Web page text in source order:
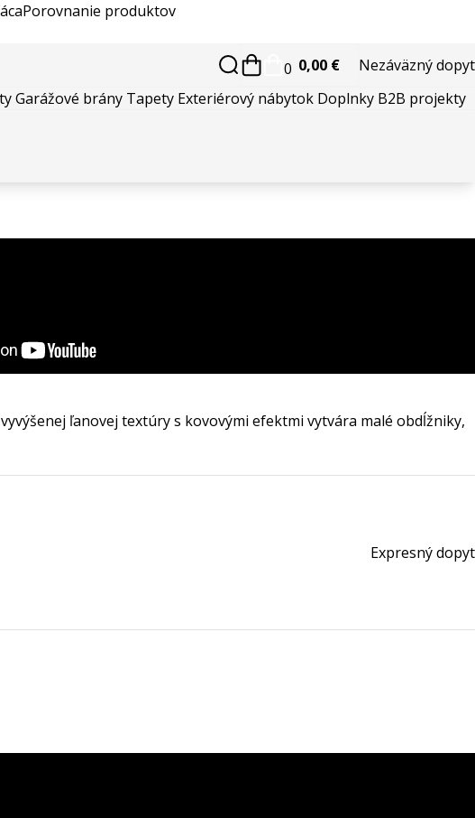
Porovnanie produktov
0 0,00 €
Nezáväzný dopyt
Garážové brány Tapety Exteriérový nábytok Doplnky B2B projekty
ľanovej textúry s kovovými efektmi vytvára malé obdĺžniky,
Expresný dopyt